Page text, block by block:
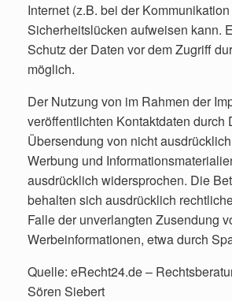
Internet (z.B. bei der
Sicherheitslücken aufweisen kann.
Schutz der Daten vor dem Zugriff
möglich.
Der Nutzung von im Rahmen der
veröffentlichten Kontaktdaten durch
Übersendung von nicht
Werbung und
ausdrücklich widersprochen. Die
behalten sich ausdrücklich
Falle der unverlangten Zusendung
Werbeinformationen, etwa durch
Quelle: eRecht24.de –
Sören Siebert